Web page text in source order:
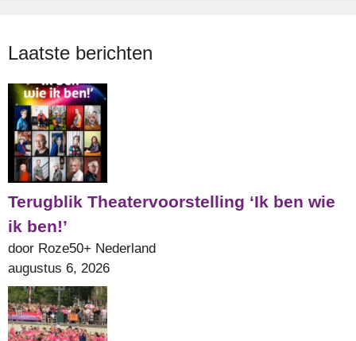
Laatste berichten
Terugblik Theatervoorstelling ‘Ik ben wie
ik ben!’
door Roze50+ Nederland
augustus 6, 2026